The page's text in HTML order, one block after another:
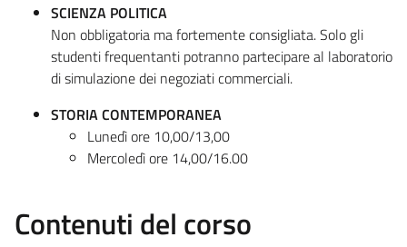
SCIENZA POLITICA
Non obbligatoria ma fortemente consigliata. Solo gli
studenti frequentanti potranno partecipare al laboratorio
di simulazione dei negoziati commerciali.
STORIA CONTEMPORANEA
Lunedì ore 10,00/13,00
Mercoledì ore 14,00/16.00
Contenuti del corso